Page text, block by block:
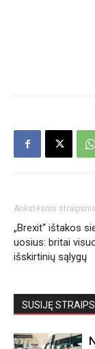
Ankstesnis straipsnis
„Brexit“ ištakos
uosius: britai
išskirtinių sąlygų
SUSIJĘ